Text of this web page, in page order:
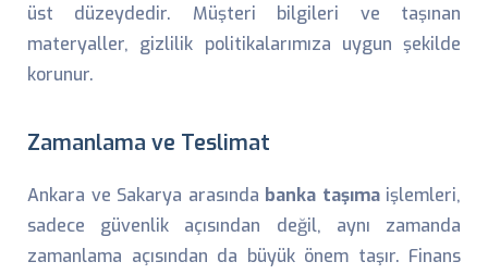
üst düzeydedir. Müşteri bilgileri ve taşınan
materyaller, gizlilik politikalarımıza uygun şekilde
korunur.
Zamanlama ve Teslimat
Ankara ve Sakarya arasında banka taşımaişlemleri,
sadece güvenlik açısından değil, aynı zamanda
zamanlama açısından da büyük önem taşır. Finans